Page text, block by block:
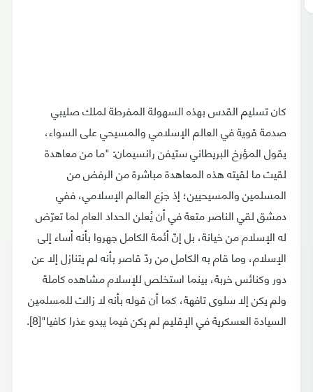
كان تسليم القدس بهذه السهولة المفرطة لملك صليبي
صدمة قوية في العالم الإسلامي والمسيحي على السواء،
يقول المؤرخ البريطاني ستيفن رانسيمان: "ما من معاهدة
لقيت ما لقيته هذه المعاهدة مباشرة من الرفض من
المسلمين والمسيحيين؛ إذ جزع العالم الإسلامي، ففي
دمشق لقي الناصر متعة في أن يُعلن الحداد العام لما تعرّض
له الإسلام من خيانة، بل إنّ أئمة الكامل جهروا بأنه أساء إلى
الإسلام، وما قام به الكامل من ردّ قاصر بأنه لم يتنازل إلا عن
دور وكنائس خربة، بينما استخلص للإسلام مشاهده كاملة
ولم يكن إلا سلوى تافهة، كما أن قوله بأنه لا زالت للمسلمين
السيادة العسكرية في الإقليم لم يكن فيما يبدو عذرا كافيا"[8].